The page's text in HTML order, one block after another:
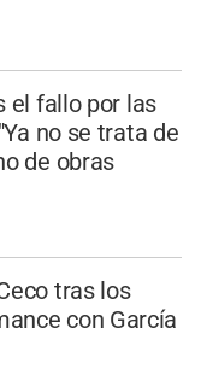
el fallo por las
no se trata de
de obras
tras los
con García